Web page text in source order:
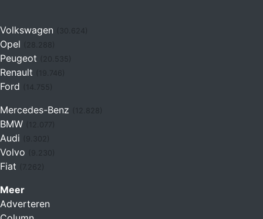
Volkswagen (30.624)
Opel
Peugeot
Renault (19.746)
Ford (14.755)
Mercedes-Benz
BMW
Audi
Volvo
Fiat (7.262)
Meer
Adverteren